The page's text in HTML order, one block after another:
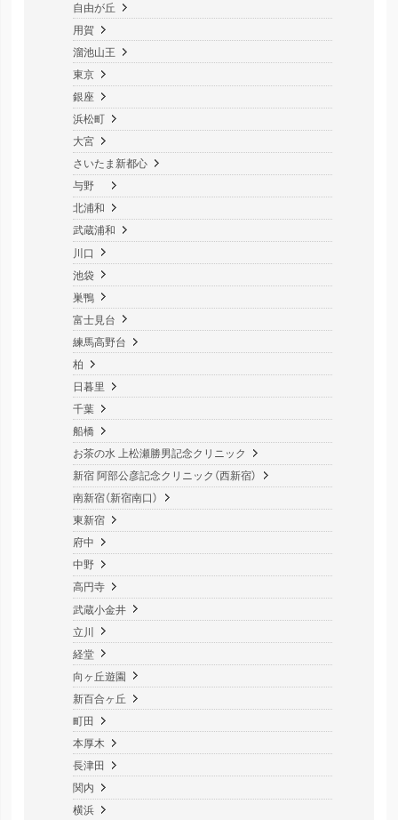
自由が丘
用賀
溜池山王
東京
銀座
浜松町
大宮
さいたま新都心
与野
北浦和
武蔵浦和
川口
池袋
巣鴨
富士見台
練馬高野台
柏
日暮里
千葉
船橋
お茶の水 上松瀬勝男記念クリニック
新宿 阿部公彦記念クリニック（西新宿）
南新宿（新宿南口）
東新宿
府中
中野
高円寺
武蔵小金井
立川
経堂
向ヶ丘遊園
新百合ヶ丘
町田
本厚木
長津田
関内
横浜